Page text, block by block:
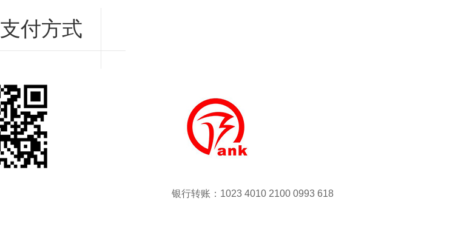
支付方式
银行转账：1023 4010 2100 0993 618